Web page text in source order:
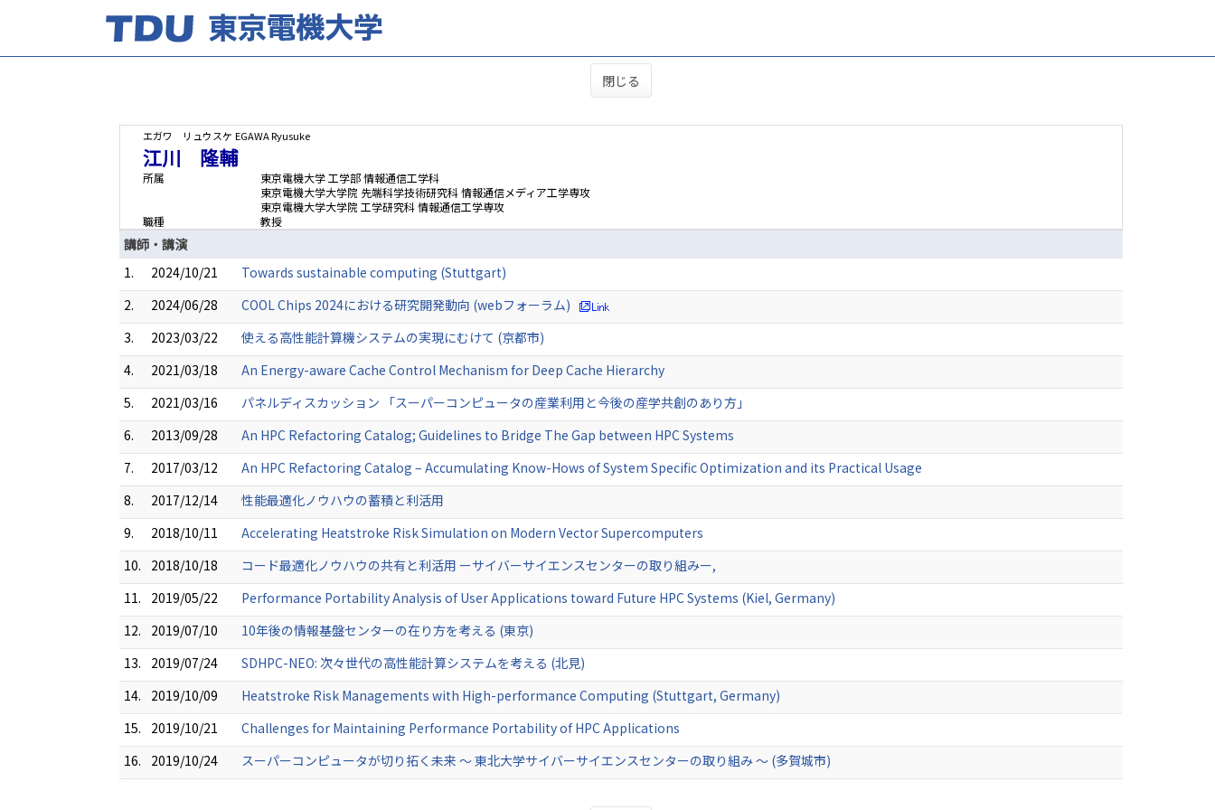
閉じる
エガワ リュウスケ EGAWA Ryusuke
江川 隆輔
所属
東京電機大学 工学部 情報通信工学科
東京電機大学大学院 先端科学技術研究科 情報通信メディア工学専攻
東京電機大学大学院 工学研究科 情報通信工学専攻
職種
教授
講師・講演
1.
2024/10/21
Towards sustainable computing (Stuttgart)
2.
2024/06/28
COOL Chips 2024における研究開発動向 (webフォーラム)
3.
2023/03/22
使える高性能計算機システムの実現にむけて (京都市)
4.
2021/03/18
An Energy-aware Cache Control Mechanism for Deep Cache Hierarchy
5.
2021/03/16
パネルディスカッション 「スーパーコンピュータの産業利用と今後の産学共創のあり方」
6.
2013/09/28
An HPC Refactoring Catalog; Guidelines to Bridge The Gap between HPC Systems
7.
2017/03/12
An HPC Refactoring Catalog – Accumulating Know-Hows of System Specific Optimization and its Practical Usage
8.
2017/12/14
性能最適化ノウハウの蓄積と利活用
9.
2018/10/11
Accelerating Heatstroke Risk Simulation on Modern Vector Supercomputers
10.
2018/10/18
コード最適化ノウハウの共有と利活用 ーサイバーサイエンスセンターの取り組みー,
11.
2019/05/22
Performance Portability Analysis of User Applications toward Future HPC Systems (Kiel, Germany)
12.
2019/07/10
10年後の情報基盤センターの在り方を考える (東京)
13.
2019/07/24
SDHPC-NEO: 次々世代の高性能計算システムを考える (北見)
14.
2019/10/09
Heatstroke Risk Managements with High-performance Computing (Stuttgart, Germany)
15.
2019/10/21
Challenges for Maintaining Performance Portability of HPC Applications
16.
2019/10/24 スーパーコンピュータが切り拓く未来 ～ 東北大学サイバーサイエンスセンターの取り組み ～ (多賀城市)